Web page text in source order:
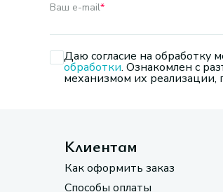
Ваш e-mail*
Даю согласие на обработку
обработки. Ознакомлен с
механизмом их реализации,
Клиентам
Как оформить заказ
Способы оплаты